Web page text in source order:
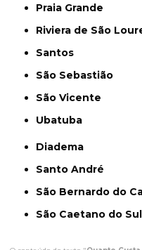
Praia Grande
Riviera de São
Santos
São Sebastião
São Vicente
Ubatuba
Diadema
Santo André
São Bernardo do
São Caetano do Sul